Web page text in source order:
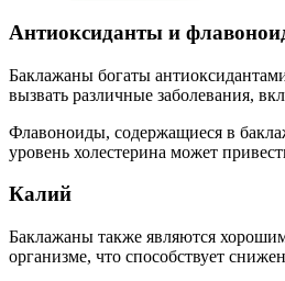
Антиоксиданты и
Баклажаны богаты
вызвать различные заболевания,
Флавоноиды, содержащиеся в
уровень холестерина может
Калий
Баклажаны также являются
организме, что способствует